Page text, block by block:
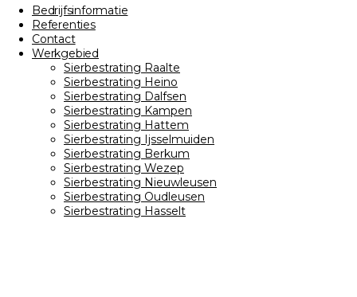
Bedrijfsinformatie
Referenties
Contact
Werkgebied
Sierbestrating Raalte
Sierbestrating Heino
Sierbestrating Dalfsen
Sierbestrating Kampen
Sierbestrating Hattem
Sierbestrating Ijsselmuiden
Sierbestrating Berkum
Sierbestrating Wezep
Sierbestrating Nieuwleusen
Sierbestrating Oudleusen
Sierbestrating Hasselt